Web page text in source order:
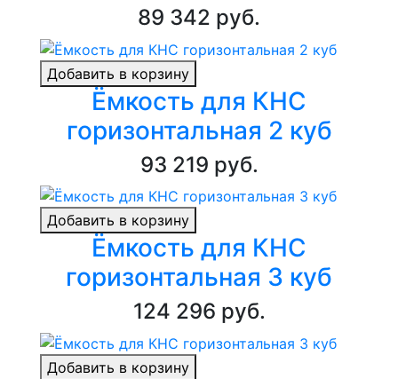
89 342 руб.
Добавить в корзину
Ёмкость для КНС
горизонтальная 2 куб
93 219 руб.
Добавить в корзину
Ёмкость для КНС
горизонтальная 3 куб
124 296 руб.
Добавить в корзину